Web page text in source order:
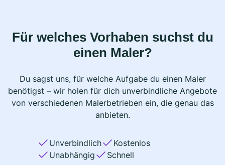
Für welches Vorhaben suchst du
einen Maler?
Du sagst uns, für welche Aufgabe du einen Maler
benötigst – wir holen für dich unverbindliche Angebote
von verschiedenen Malerbetrieben ein, die genau das
anbieten.
Unverbindlich
Kostenlos
Unabhängig
Schnell